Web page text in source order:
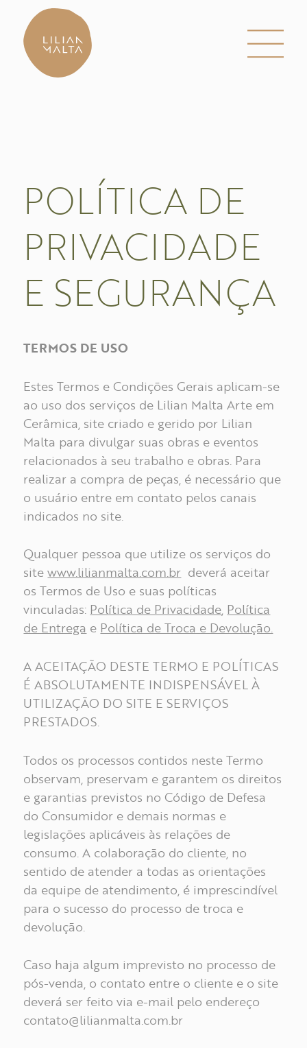
POLÍTICA DE
PRIVACIDADE
E SEGURANÇA
TERMOS DE USO
Estes Termos e Condições Gerais aplicam-se
ao uso dos serviços de Lilian Malta Arte em
Cerâmica, site criado e gerido por Lilian
Malta para divulgar suas obras e eventos
relacionados à seu trabalho e obras. Para
realizar a compra de peças, é necessário que
o usuário entre em contato pelos canais
indicados no site.
Qualquer pessoa que utilize os serviços do
sitewww.lilianmalta.com.br deverá aceitar
os Termos de Uso e suas políticas
vinculadas: Política de Privacidade, Política
de Entrega e Política de Troca e Devolução.
A ACEITAÇÃO DESTE TERMO E POLÍTICAS
É ABSOLUTAMENTE INDISPENSÁVEL À
UTILIZAÇÃO DO SITE E SERVIÇOS
PRESTADOS.
Todos os processos contidos neste Termo
observam, preservam e garantem os direitos
e garantias previstos no Código de Defesa
do Consumidor e demais normas e
legislações aplicáveis às relações de
consumo. A colaboração do cliente, no
sentido de atender a todas as orientações
da equipe de atendimento, é imprescindível
para o sucesso do processo de troca e
devolução.
Caso haja algum imprevisto no processo de
pós-venda, o contato entre o cliente e o site
deverá ser feito via e-mail pelo endereço
contato@lilianmalta.com.br